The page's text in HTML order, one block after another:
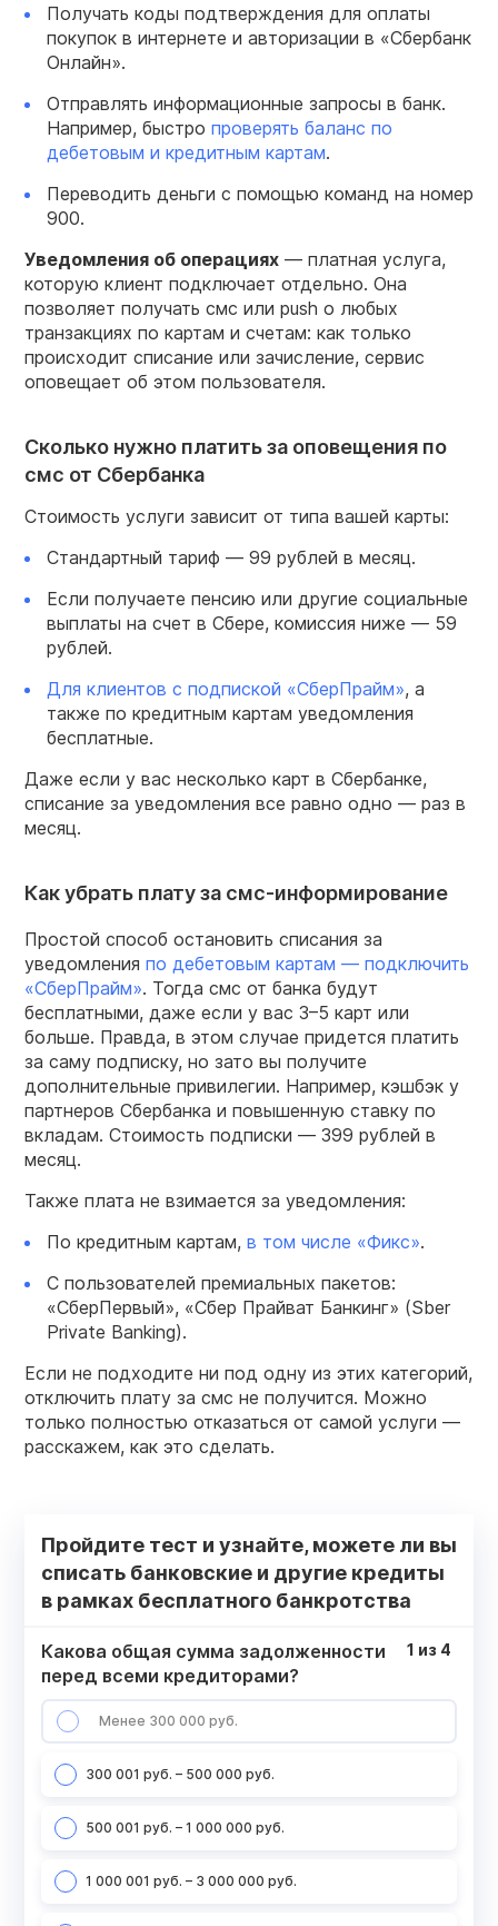
Получать коды подтверждения для оплаты
покупок в интернете и авторизации в «Сбербанк
Онлайн».
Отправлять информационные запросы в банк.
Например, быстро проверять баланс по
дебетовым и кредитным картам.
Переводить деньги с помощью команд на номер
900.
Уведомления об операциях — платная услуга,
которую клиент подключает отдельно. Она
позволяет получать смс или push о любых
транзакциях по картам и счетам: как только
происходит списание или зачисление, сервис
оповещает об этом пользователя.
Сколько нужно платить за оповещения по
смс от Сбербанка
Стоимость услуги зависит от типа вашей карты:
Стандартный тариф — 99 рублей в месяц.
Если получаете пенсию или другие социальные
выплаты на счет в Сбере, комиссия ниже — 59
рублей.
Для клиентов с подпиской «СберПрайм», а
также по кредитным картам уведомления
бесплатные.
Даже если у вас несколько карт в Сбербанке,
списание за уведомления все равно одно — раз в
месяц.
Как убрать плату за смс-информирование
Простой способ остановить списания за
уведомления по дебетовым картам — подключить
«СберПрайм». Тогда смс от банка будут
бесплатными, даже если у вас 3–5 карт или
больше. Правда, в этом случае придется платить
за саму подписку, но зато вы получите
дополнительные привилегии. Например, кэшбэк у
партнеров Сбербанка и повышенную ставку по
вкладам. Стоимость подписки — 399 рублей в
месяц.
Также плата не взимается за уведомления:
По кредитным картам, в том числе «Фикс».
С пользователей премиальных пакетов:
«СберПервый», «Сбер Прайват Банкинг» (Sber
Private Banking).
Если не подходите ни под одну из этих категорий,
отключить плату за смс не получится. Можно
только полностью отказаться от самой услуги —
расскажем, как это сделать.
Пройдите тест и узнайте, можете ли вы
списать банковские и другие кредиты
в рамках бесплатного банкротства
Какова общая сумма задолженности
перед всеми кредиторами?
Менее 300 000 руб.
300 001 руб. – 500 000 руб.
500 001 руб. – 1 000 000 руб.
1 000 001 руб. – 3 000 000 руб.
1 из 4